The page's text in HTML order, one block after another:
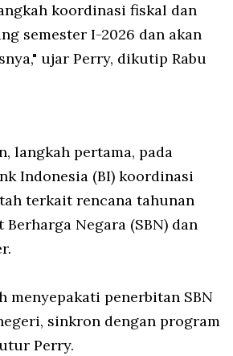
koordinasi fiskal dan
semester I-2026 dan akan
ujar Perry, dikutip Rabu
langkah pertama, pada
Indonesia (BI) koordinasi
terkait rencana tahunan
Negara (SBN) dan
menyepakati penerbitan SBN
sinkron dengan program
Perry.